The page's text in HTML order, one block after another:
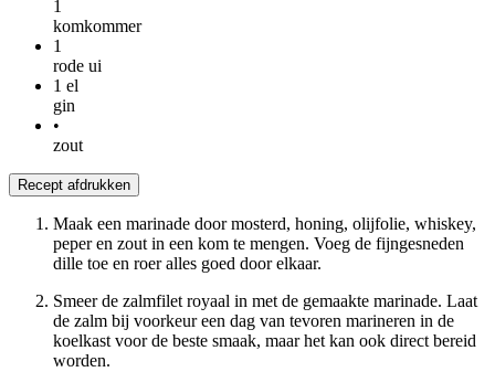
1
komkommer
1
rode ui
1 el
gin
•
zout
Recept afdrukken
Maak een marinade door mosterd, honing, olijfolie, whiskey,
peper en zout in een kom te mengen. Voeg de fijngesneden
dille toe en roer alles goed door elkaar.
Smeer de zalmfilet royaal in met de gemaakte marinade. Laat
de zalm bij voorkeur een dag van tevoren marineren in de
koelkast voor de beste smaak, maar het kan ook direct bereid
worden.